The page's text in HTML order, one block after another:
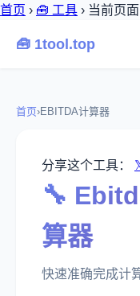
首页 › 🧰 工具 › 当前页面
🧰 1tool.top
首页›EBITDA计算器
分享这个工具：
🔧
算器
快速准确完成计